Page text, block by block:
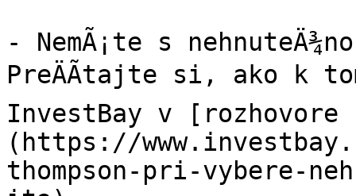
- NemÃ¡te s
PreÄÃ­tajte si, ako k
InvestBay v [rozhovore s
(https://
thompson-pri-vybere-